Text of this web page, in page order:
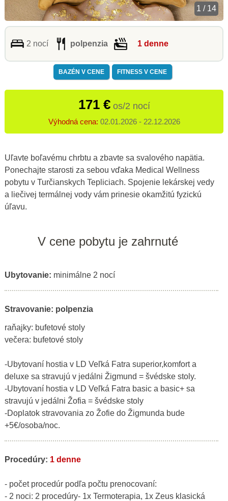
1 / 14
2 nocí polpenzia 1 denne
BAZÉN V CENE FITNESS V CENE
171 €os/2 nocí
Výhodná cena: 02.01.2026 - 22.12.2026
Uľavte boľavému chrbtu a zbavte sa svalového napätia.
Ponechajte starosti za sebou vďaka Medical Wellness
pobytu v Turčianskych Tepliciach. Spojenie lekárskej vedy
a liečivej termálnej vody vám prinesie okamžitú fyzickú
úľavu.
V cene pobytu je zahrnuté
Ubytovanie: minimálne 2 nocí
Stravovanie: polpenzia
raňajky: bufetové stoly
večera: bufetové stoly
-Ubytovaní hostia v LD Veľká Fatra superior,komfort a
deluxe sa stravujú v jedálni Žigmund = švédske stoly.
-Ubytovaní hostia v LD Veľká Fatra basic a basic+ sa
stravujú v jedálni Žofia = švédske stoly
-Doplatok stravovania zo Žofie do Žigmunda bude
+5€/osoba/noc.
Procedúry: 1 denne
- počet procedúr podľa počtu prenocovaní:
- 2 noci: 2 procedúry- 1x Termoterapia, 1x Zeus klasická